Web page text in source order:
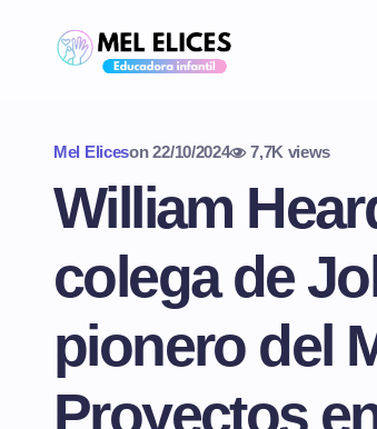
Mel Eliceson 22/10/2024 7,7K views
William
colega de
pionero del
Proyectos